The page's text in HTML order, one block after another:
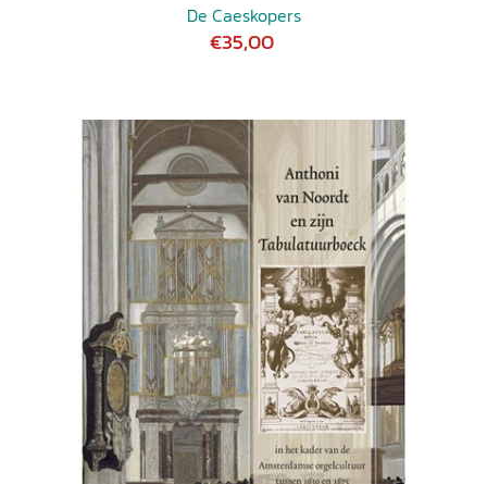
De Caeskopers
€35,00